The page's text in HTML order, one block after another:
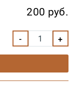
200 руб.